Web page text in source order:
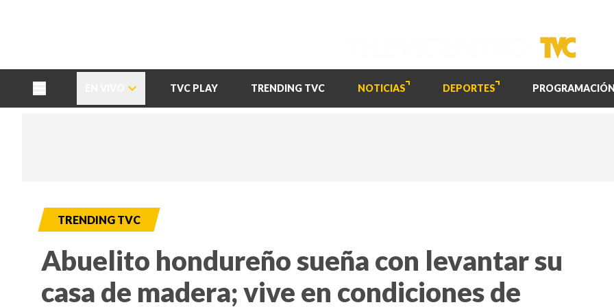
TVC PLAY TRENDING TVC NOTICIAS DEPORTES PROGRAMACIÓN
TRENDING TVC
Abuelito hondureño sueña con levantar su
casa de madera; vive en condiciones de